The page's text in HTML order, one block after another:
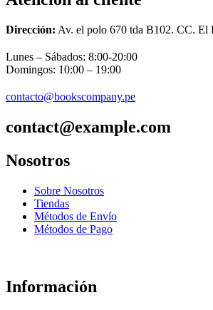
Dirección: Av. el polo 670 tda B102. CC. El
Lunes – Sábados: 8:00-20:00
Domingos: 10:00 – 19:00
contacto@bookscompany.pe
contact@example.com
Nosotros
Sobre Nosotros
Tiendas
Métodos de Envío
Métodos de Pago
Información